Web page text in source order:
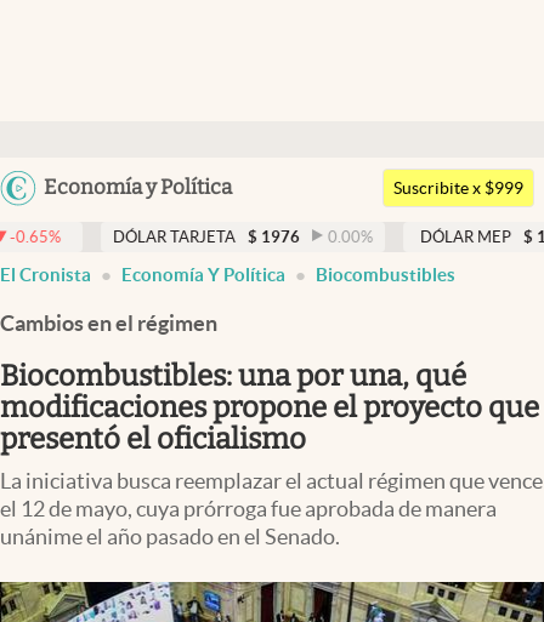
Argentina
Uruguay
Economía y Política
Members
Economía y Política
Finanzas y Mercados
Mercados Online
Negocios
Columnistas
Apertura
Clase
Suscribite x $999
TARJETA $ 1976 0.00% DÓLAR MEP 1518,96 0.06%
El Cronista Economía Y Política Biocombustibles
Cambios en el régimen
Biocombustibles: una por una, qué
modificaciones propone el proyecto que
presentó el oficialismo
La iniciativa busca reemplazar el actual régimen que vence
el 12 de mayo, cuya prórroga fue aprobada de manera
unánime el año pasado en el Senado.